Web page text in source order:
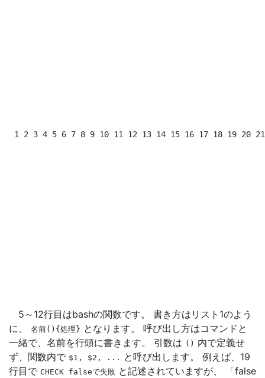
1 2 3 4 5 6 7 8 9 10 11 12 13 14 15 16 17 18 19 20
5～12行目はbashの関数です。 書き方はリスト1のよう
に、
名前(){処理} となります。 呼び出し方はコマンドと
一緒で、名前を行頭に書きます。 引数は () 内で定義せ
ず、関数内で $1, $2, ...
と呼び出します。 例えば、19
行目で CHECK falseで失敗 と記述されていますが、 「false